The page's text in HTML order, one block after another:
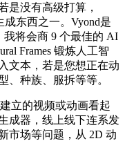
是没有高级打算，
成东西之一。Vyond是
将会商 9 个最佳的 AI
Frames 锻炼人工智
文本，若是您想正在动
、种族、服拆等等。
立的视频或动画看起
成器，线上线下连系发
市场等问题，从 2D 动